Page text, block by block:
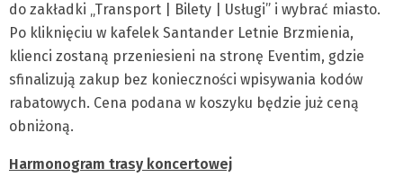
do zakładki „Transport | Bilety | Usługi” i wybrać miasto.
Po kliknięciu w kafelek Santander Letnie Brzmienia,
klienci zostaną przeniesieni na stronę Eventim, gdzie
sfinalizują zakup bez konieczności wpisywania kodów
rabatowych. Cena podana w koszyku będzie już ceną
obniżoną.
Harmonogram trasy koncertowej